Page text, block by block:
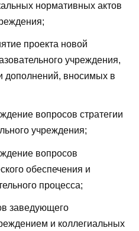
нормативных актов
проекта новой
учреждения,
дополнений, вносимых в
вопросов стратегии
учреждения;
вопросов
обеспечения и
процесса;
заведующего
и коллегиальных